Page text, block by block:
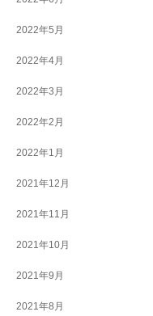
2022年5月
2022年4月
2022年3月
2022年2月
2022年1月
2021年12月
2021年11月
2021年10月
2021年9月
2021年8月